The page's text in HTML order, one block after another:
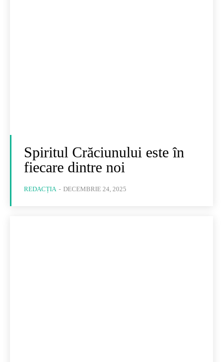
Spiritul Crăciunului este în
fiecare dintre noi
REDACȚIA - DECEMBRIE 24, 2025